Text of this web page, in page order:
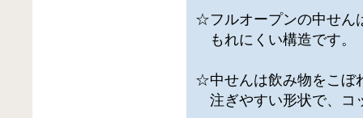
☆フルオープンの中せん
もれにくい構造です。
☆中せんは飲み物をこぼ
注ぎやすい形状で、コ